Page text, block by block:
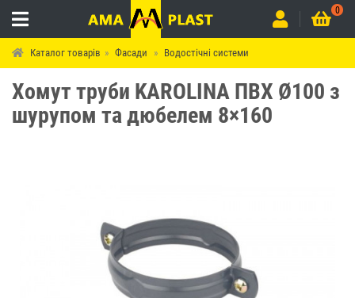
0
Каталог товарів Фасади Водостічні системи
Хомут труби KAROLINA ПВХ Ø100 з
шурупом та дюбелем 8×160